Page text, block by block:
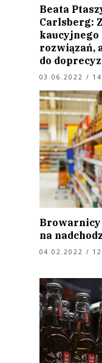
Beata
Carlsberg:
rozwiązań,
do
03.06.2022 /
Browarnicy
na
04.02.2022 /